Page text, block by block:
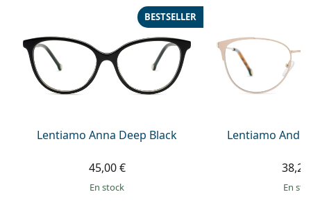
Prada
Toutes les marques
Lentiamo Anna Deep Black
BESTSELLER
45,00 €
en stock
Lentiamo
en